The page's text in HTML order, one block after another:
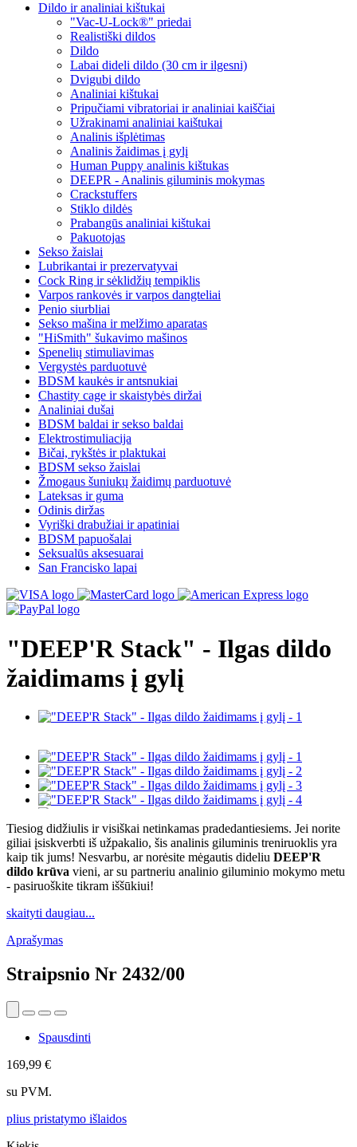
Dildo ir analiniai kištukai
"Vac-U-Lock®" priedai
Realistiški dildos
Dildo
Labai dideli dildo (30 cm ir ilgesni)
Dvigubi dildo
Analiniai kištukai
Pripučiami vibratoriai ir analiniai kaiščiai
Užrakinami analiniai kaištukai
Analinis išplėtimas
Analinis žaidimas į gylį
Human Puppy analinis kištukas
DEEPR - Analinis giluminis mokymas
Crackstuffers
Stiklo dildės
Prabangūs analiniai kištukai
Pakuotojas
Sekso žaislai
Lubrikantai ir prezervatyvai
Cock Ring ir sėklidžių tempiklis
Varpos rankovės ir varpos dangteliai
Penio siurbliai
Sekso mašina ir melžimo aparatas
"HiSmith" šukavimo mašinos
Spenelių stimuliavimas
Vergystės parduotuvė
BDSM kaukės ir antsnukiai
Chastity cage ir skaistybės diržai
Analiniai dušai
BDSM baldai ir sekso baldai
Elektrostimuliacija
Bičai, rykštės ir plaktukai
BDSM sekso žaislai
Žmogaus šuniukų žaidimų parduotuvė
Lateksas ir guma
Odinis diržas
Vyriški drabužiai ir apatiniai
BDSM papuošalai
Seksualūs aksesuarai
San Francisko lapai
"DEEP'R Stack" - Ilgas dildo
žaidimams į gylį
Tiesiog didžiulis ir visiškai netinkamas pradedantiesiems. Jei norite
giliai įsiskverbti iš užpakalio, šis analinis giluminis treniruoklis yra
kaip tik jums! Nesvarbu, ar norėsite mėgautis dideliu DEEP'R
dildo krūva vieni, ar su partneriu analinio giluminio mokymo metu
- pasiruoškite tikram iššūkiui!
skaityti daugiau...
Aprašymas
Straipsnio Nr 2432/00
Spausdinti
169,99 €
su PVM.
plius pristatymo išlaidos